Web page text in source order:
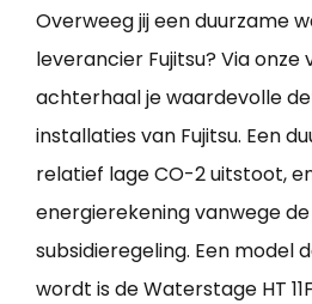
Overweeg jij een duurzame
leverancier Fujitsu? Via onze
achterhaal je waardevolle
installaties van Fujitsu. Een
relatief lage CO-2 uitstoot,
energierekening vanwege
subsidieregeling. Een model
wordt is de Waterstage HT